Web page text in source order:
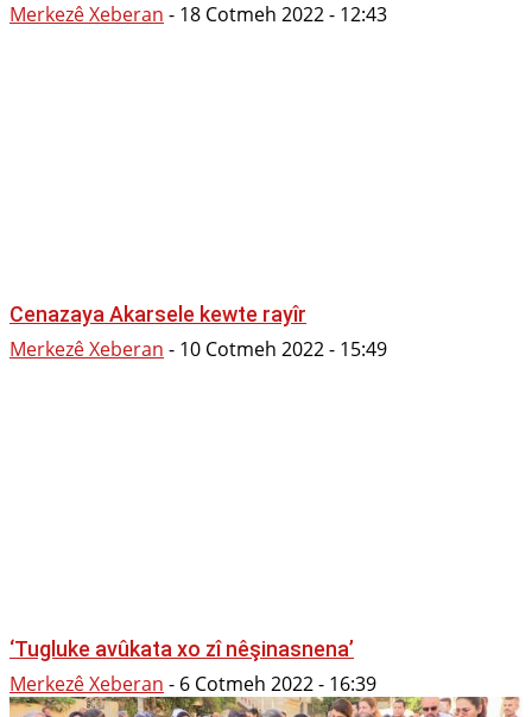
Merkezê Xeberan - 18 Cotmeh 2022 - 12:43
Cenazaya Akarsele kewte rayîr
Merkezê Xeberan - 10 Cotmeh 2022 - 15:49
‘Tugluke avûkata xo zî nêşinasnena’
Merkezê Xeberan - 6 Cotmeh 2022 - 16:39